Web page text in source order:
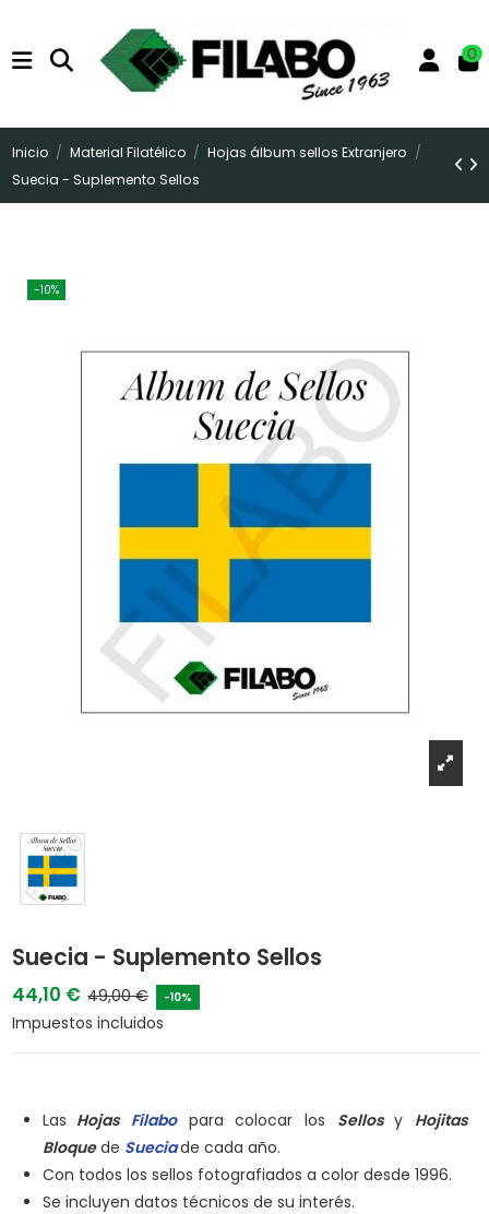
0
Inicio Material Filatélico
Hojas álbum sellos Extranjero
Suecia - Suplemento Sellos
-10%
Suecia - Suplemento Sellos
44,10 € 49,00 € -10%
Impuestos incluidos
Las Hojas Filabo para colocar los Sellos y Hojitas
Bloquede Sueciade cada año.
Con todos los sellos fotografiados a color desde 1996.
Se incluyen datos técnicos de su interés.